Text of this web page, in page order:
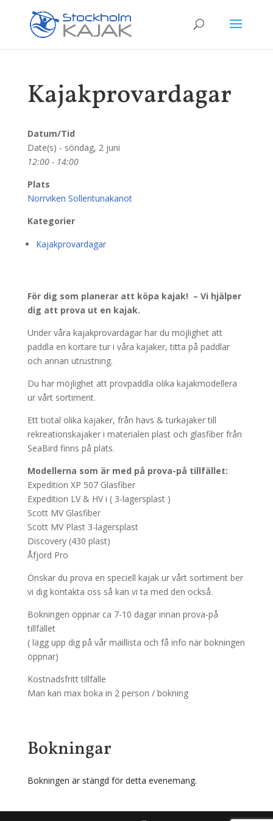
Kajakprovardagar
Datum/Tid
Date(s) - söndag, 2 juni
12:00 - 14:00
Plats
Norrviken Sollentunakanot
Kategorier
Kajakprovardagar
För dig som planerar att köpa kajak! – Vi hjälper
dig att prova ut en kajak.
Under våra kajakprovardagar har du möjlighet att
paddla en kortare tur i våra kajaker, titta på paddlar
och annan utrustning.
Du har möjlighet att provpaddla olika kajakmodellera
ur vårt sortiment.
Ett tiotal olika kajaker, från havs & turkajaker till
rekreationskajaker i materialen plast och glasfiber från
SeaBird finns på plats.
Modellerna som är med på prova-på tillfället:
Expedition XP 507 Glasfiber
Expedition LV & HV i ( 3-lagersplast )
Scott MV Glasfiber
Scott MV Plast 3-lagersplast
Discovery (430 plast)
Åfjord Pro
Önskar du prova en speciell kajak ur vårt sortiment ber
vi dig kontakta oss så kan vi ta med den också.
Bokningen öppnar ca 7-10 dagar innan prova-på
tillfället
( lägg upp dig på vår maillista och få info när bokningen
öppnar)
Kostnadsfritt tillfälle
Man kan max boka in 2 person / bokning
Bokningar
Bokningen är stängd för detta evenemang.